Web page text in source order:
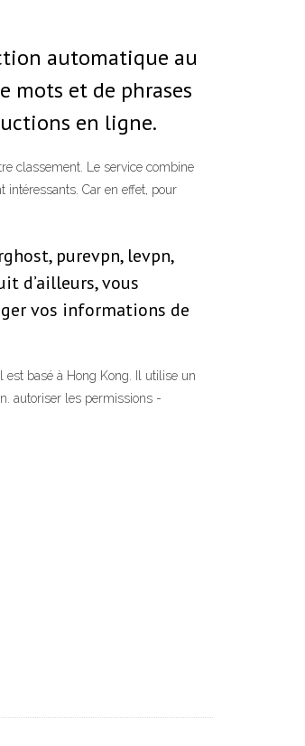
automatique au
mots et de phrases
en ligne.
classement. Le service combine
Car en effet, pour
purevpn, levpn,
d’ailleurs, vous
vos informations de
basé à Hong Kong. Il utilise un
autoriser les permissions -